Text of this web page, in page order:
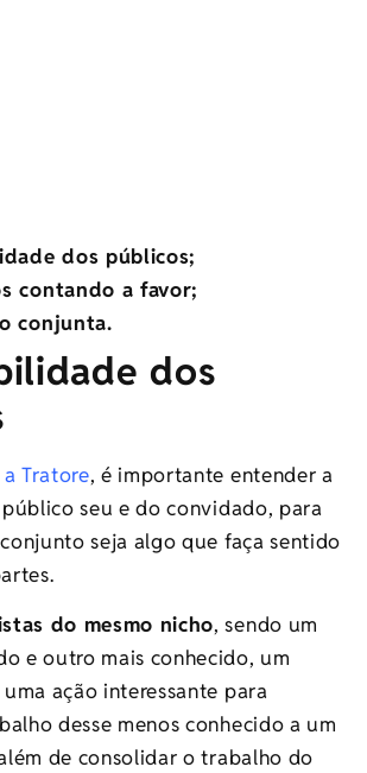
dos públicos;
contando a favor;
conjunta.
dos
Tratore, é importante entender a
seu e do convidado, para
seja algo que faça sentido
do mesmo nicho, sendo um
e outro mais conhecido, um
ação interessante para
desse menos conhecido a um
de consolidar o trabalho do